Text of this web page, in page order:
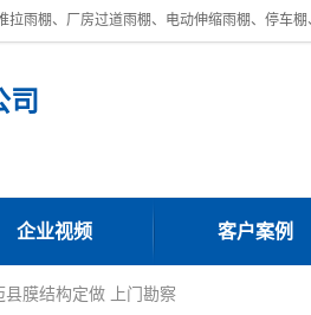
司
企业视频 客户案例
县膜结构定做 上门勘察